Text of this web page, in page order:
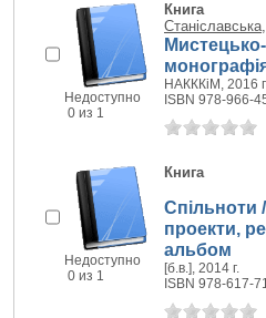
Недоступно
0 из 1
Книга
НАКККіМ, 2016
ISBN 978-966-
Недоступно
0 из 1
Книга
Спільноти
проекти,
альбом
[б.в.], 2014 г.
ISBN 978-617-